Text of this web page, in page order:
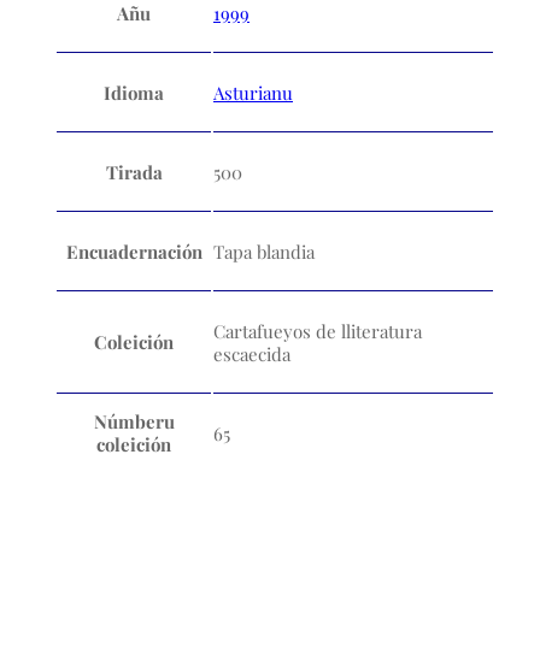
Añu 1999
Idioma Asturianu
Tirada 500
Encuadernación Tapa blandia
Coleición
Cartafueyos de lliteratura
escaecida
Númberu
coleición
65